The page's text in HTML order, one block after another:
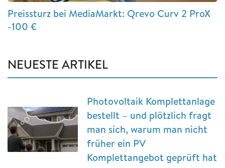
Preissturz bei MediaMarkt: Qrevo Curv 2 ProX
-100 €
NEUESTE ARTIKEL
Photovoltaik Komplettanlage
bestellt – und plötzlich fragt
man sich, warum man nicht
früher ein PV
Komplettangebot geprüft hat